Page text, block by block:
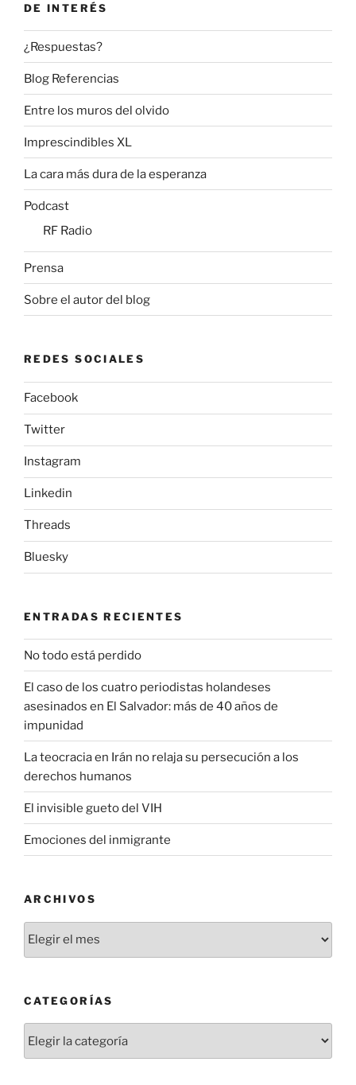
DE INTERÉS
¿Respuestas?
Blog Referencias
Entre los muros del olvido
Imprescindibles XL
La cara más dura de la esperanza
Podcast
RF Radio
Prensa
Sobre el autor del blog
REDES SOCIALES
Facebook
Twitter
Instagram
Linkedin
Threads
Bluesky
ENTRADAS RECIENTES
No todo está perdido
El caso de los cuatro periodistas holandeses
asesinados en El Salvador: más de 40 años de
impunidad
La teocracia en Irán no relaja su persecución a los
derechos humanos
El invisible gueto del VIH
Emociones del inmigrante
ARCHIVOS
CATEGORÍAS